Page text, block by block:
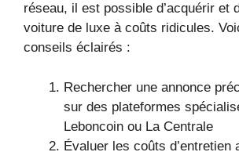
réseau, il est possible d’acquérir et
voiture de luxe à coûts ridicules.
conseils éclairés :
Rechercher une annonce
sur des plateformes
Leboncoin ou La Centrale
Évaluer les coûts d’entretien